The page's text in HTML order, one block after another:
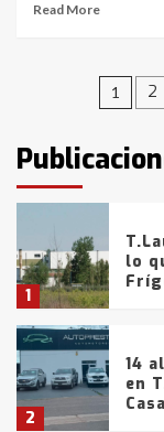
Read More
de
1 2
1
lo
2
14
en